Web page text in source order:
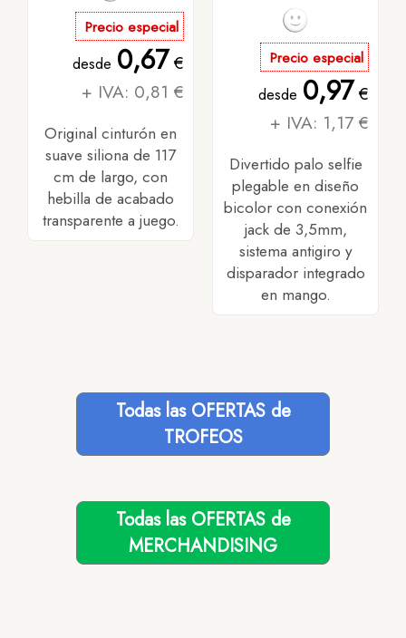
Precio especial
desde 0,67 €
+ IVA: 0,81 €
Original cinturón en
suave siliona de 117
cm de largo, con
hebilla de acabado
transparente a juego.
Precio especial
desde 0,97 €
+ IVA: 1,17 €
Divertido palo selfie
plegable en diseño
bicolor con conexión
jack de 3,5mm,
sistema antigiro y
disparador integrado
en mango.
Todas las OFERTAS de
TROFEOS
Todas las OFERTAS de
MERCHANDISING